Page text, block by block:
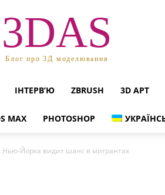
3DAS
Блог про 3Д моделювання
ІНТЕРВ’Ю ZBRUSH 3D АРТ
MAX PHOTOSHOP
Йорка видит шанс в мигрантах